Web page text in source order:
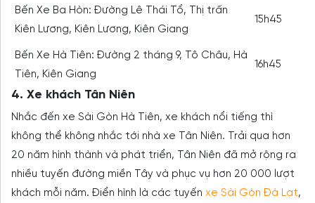
Bến Xe Ba Hòn: Đường Lê Thái Tổ, Thị trấn
Kiên Lương, Kiên Lương, Kiên Giang
15h45
Bến Xe Hà Tiên: Đường 2 tháng 9, Tô Châu, Hà
Tiên, Kiên Giang
16h45
4. Xe khách Tân Niên
Nhắc đến xe Sài Gòn Hà Tiên, xe khách nổi tiếng thì
không thể không nhắc tới nhà xe Tân Niên. Trải qua hơn
20 năm hình thành và phát triển, Tân Niên đã mở rộng ra
nhiều tuyến đường miền Tây và phục vụ hơn 20 000 lượt
khách mỗi năm. Điển hình là các tuyến xe Sài Gòn Đà Lạt,